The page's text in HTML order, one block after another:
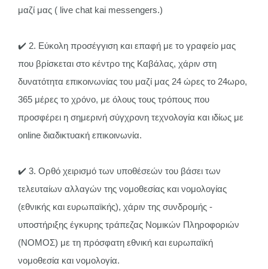
μαζί μας ( live chat kai messengers.)
✔️ 2. Εύκολη προσέγγιση και επαφή με το γραφείο μας
που βρίσκεται στο κέντρο της Καβάλας, χάριν στη
δυνατότητα επικοινωνίας του μαζί μας 24 ώρες το 24ωρο,
365 μέρες το χρόνο, με όλους τους τρόπους που
προσφέρει η σημερινή σύγχρονη τεχνολογία και ιδίως με
online διαδικτυακή επικοινωνία.
✔️ 3. Ορθό χειρισμό των υποθέσεών του βάσει των
τελευταίων αλλαγών της νομοθεσίας και νομολογίας
(εθνικής και ευρωπαϊκής), χάριν της συνδρομής -
υποστήριξης έγκυρης τράπεζας Νομικών Πληροφοριών
(ΝΟΜΟΣ) με τη πρόσφατη εθνική και ευρωπαϊκή
νομοθεσία και νομολογία.